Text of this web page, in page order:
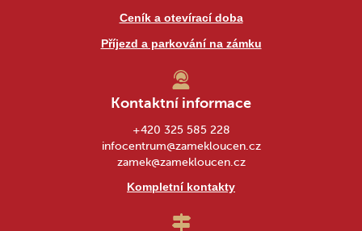
Ceník a otevírací doba
Příjezd a parkování na zámku
Kontaktní informace
+420 325 585 228
infocentrum@zamekloucen.cz
zamek@zamekloucen.cz
Kompletní kontakty